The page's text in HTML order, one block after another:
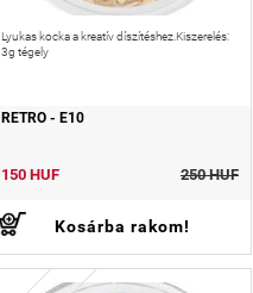
Lyukas kocka a kreatív díszítéshez.Kiszerelés:
3g tégely
RETRO - E10
150 HUF 250 HUF
Kosárba rakom!